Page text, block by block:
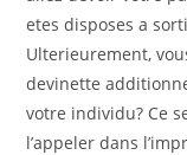
etes disposes a
Ulterieurement,
devinette
votre individu? Ce
l’appeler dans